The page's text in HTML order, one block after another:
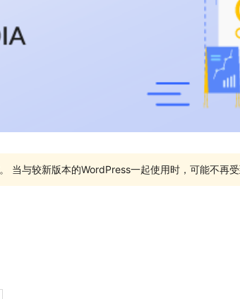
。 当与较新版本的WordPress一起使用时，可能不再